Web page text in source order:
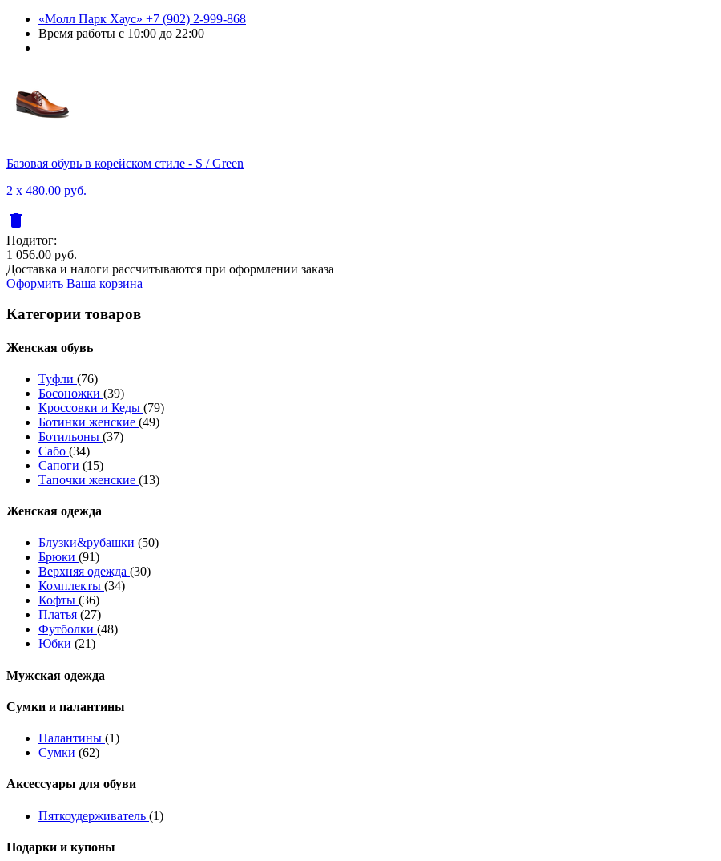
«Молл Парк Хаус» +7 (902) 2-999-868
Время работы с 10:00 до 22:00
Базовая обувь в корейском стиле - S / Green
2 x 480.00 руб.
delete
Подитог:
1 056.00 руб.
Доставка и налоги рассчитываются при оформлении заказа
Оформить Ваша корзина
Категории товаров
Женcкая обувь
Туфли (76)
Босоножки (39)
Кроссовки и Кеды (79)
Ботинки женские (49)
Ботильоны (37)
Сабо (34)
Сапоги (15)
Тапочки женские (13)
Женская одежда
Блузки&рубашки (50)
Брюки (91)
Верхняя одежда (30)
Комплекты (34)
Кофты (36)
Платья (27)
Футболки (48)
Юбки (21)
Мужская одежда
Сумки и палантины
Палантины (1)
Сумки (62)
Аксессуары для обуви
Пяткоудерживатель (1)
Подарки и купоны